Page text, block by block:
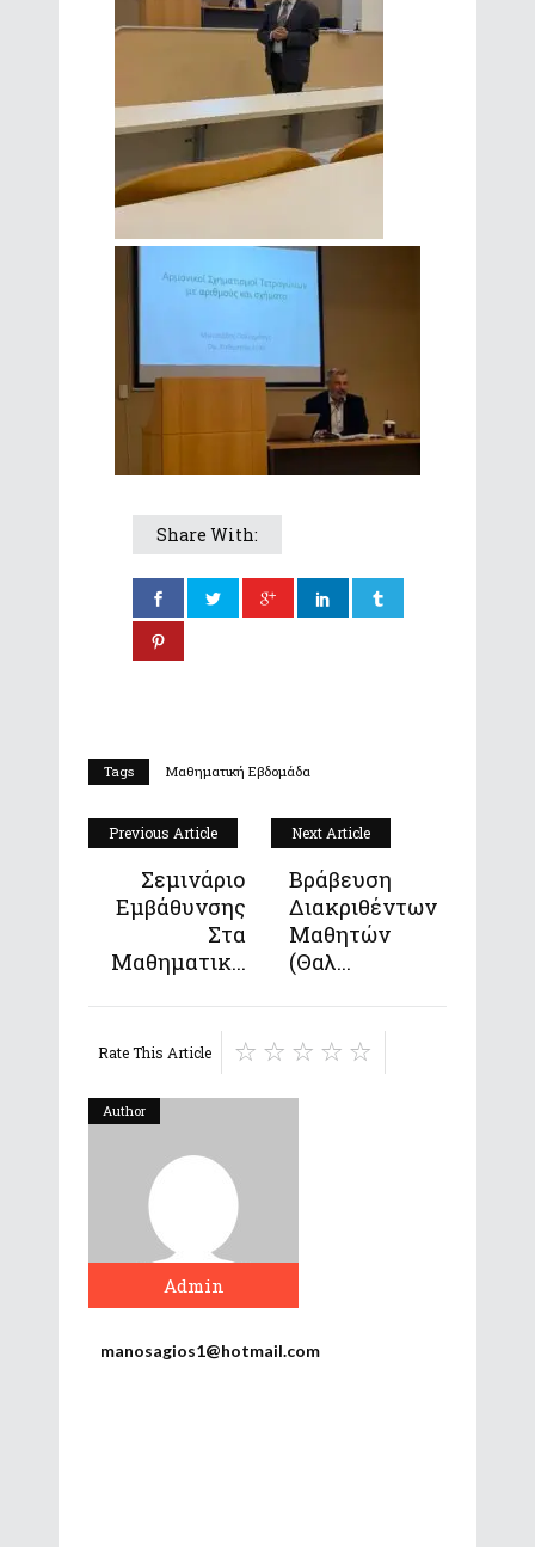
Share With:
Tags Μαθηματική Εβδομάδα
Previous Article
Σεμινάριο
Εμβάθυνσης
Στα
Μαθηματικ...
Next Article
Βράβευση
Διακριθέντων
Μαθητών
(Θαλ...
Rate This Article
Author
Admin
manosagios1@hotmail.com